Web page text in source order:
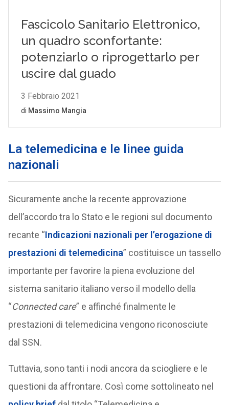
La telemedicina e le linee guida
nazionali
Sicuramente anche la recente approvazione
dell’accordo tra lo Stato e le regioni sul documento
recante “Indicazioni nazionali per l’erogazione di
prestazioni di telemedicina” costituisce un tassello
importante per favorire la piena evoluzione del
sistema sanitario italiano verso il modello della
“Connected care” e affinché finalmente le
prestazioni di telemedicina vengono riconosciute
dal SSN.
Tuttavia, sono tanti i nodi ancora da sciogliere e le
questioni da affrontare. Così come sottolineato nel